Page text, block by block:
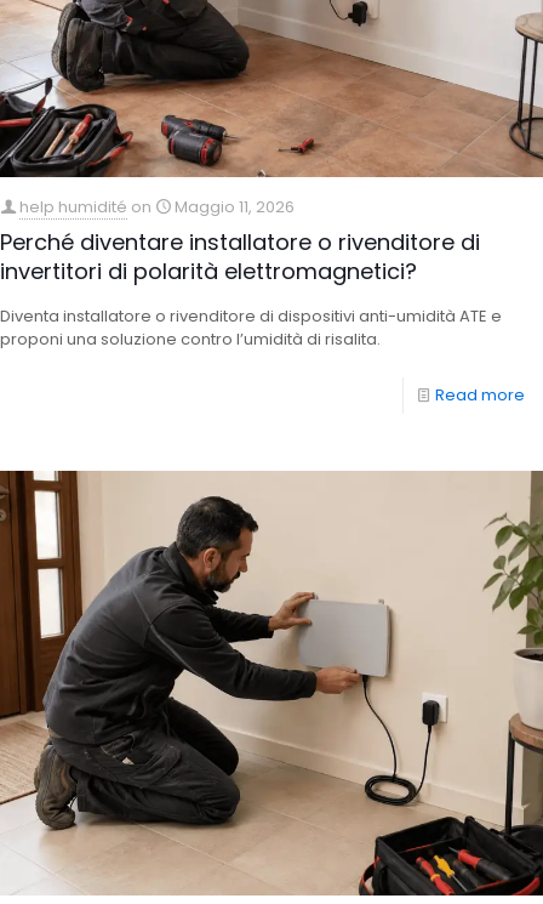
help humidité on Maggio 11, 2026
Perché diventare installatore o rivenditore di
invertitori di polarità elettromagnetici?
Diventa installatore o rivenditore di dispositivi anti-umidità ATE e
proponi una soluzione contro l’umidità di risalita.
Read more